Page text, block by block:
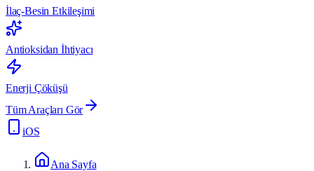
İlaç-Besin Etkileşimi
Antioksidan İhtiyacı
Enerji Çöküşü
Tüm Araçları Gör
iOS
Ana Sayfa